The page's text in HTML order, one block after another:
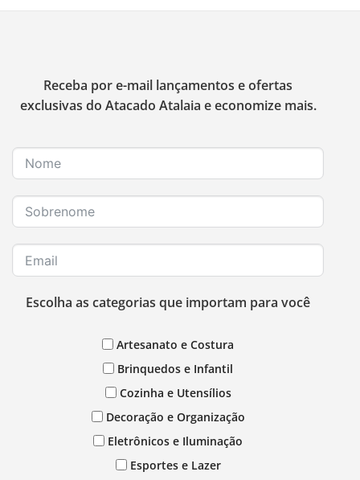
Receba por e-mail lançamentos e ofertas
exclusivas do Atacado Atalaia e economize mais.
Escolha as categorias que importam para você
Artesanato e Costura
Brinquedos e Infantil
Cozinha e Utensílios
Decoração e Organização
Eletrônicos e Iluminação
Esportes e Lazer